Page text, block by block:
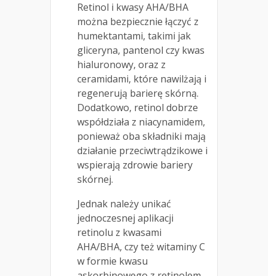
Retinol i kwasy AHA/BHA
można bezpiecznie łączyć z
humektantami, takimi jak
gliceryna, pantenol czy kwas
hialuronowy, oraz z
ceramidami, które nawilżają i
regenerują barierę skórną.
Dodatkowo, retinol dobrze
współdziała z niacynamidem,
ponieważ oba składniki mają
działanie przeciwtrądzikowe i
wspierają zdrowie bariery
skórnej.
Jednak należy unikać
jednoczesnej aplikacji
retinolu z kwasami
AHA/BHA, czy też witaminy C
w formie kwasu